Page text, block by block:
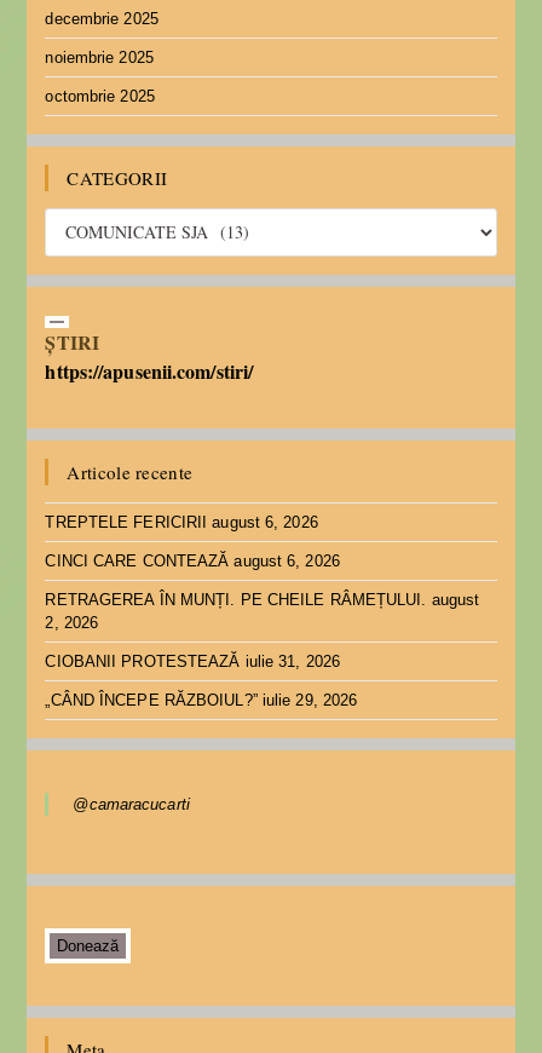
decembrie 2025
noiembrie 2025
octombrie 2025
CATEGORII
ȘTIRI
https://apusenii.com/stiri/
Articole recente
TREPTELE FERICIRII august 6, 2026
CINCI CARE CONTEAZĂ august 6, 2026
RETRAGEREA ÎN MUNȚI. PE CHEILE RÂMEȚULUI.
august
2, 2026
CIOBANII PROTESTEAZĂ iulie 31, 2026
„CÂND ÎNCEPE RĂZBOIUL?” iulie 29, 2026
@camaracucarti
Donează